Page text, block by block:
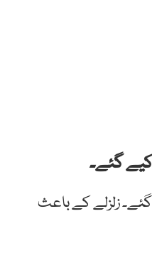
کیے گئے۔
زلزلے کے باعث